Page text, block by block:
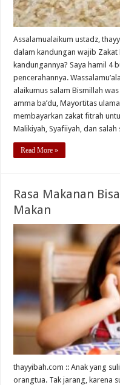
Assalamualaikum ustadz,
dalam kandungan wajib Zakat
kandungannya? Saya hamil 4
pencerahannya.
alaikumus salam Bismillah
amma ba’du, Mayortitas
membayarkan zakat fitrah
Malikiyah, Syafiiyah, dan
Read More »
Rasa Makanan
Makan
thayyibah.com :: Anak yang
orangtua. Tak jarang, karena